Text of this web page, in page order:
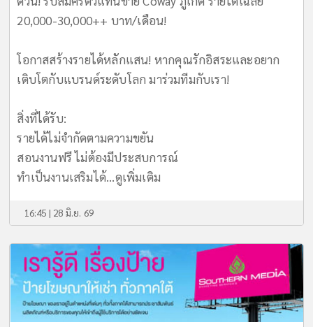
20,000-30,000++ บาท/เดือน!
​โอกาสสร้างรายได้หลักแสน! หากคุณรักอิสระและอยาก
เติบโตกับแบรนด์ระดับโลก มาร่วมทีมกับเรา!
​สิ่งที่ได้รับ:
รายได้ไม่จำกัดตามความขยัน
สอนงานฟรี ไม่ต้องมีประสบการณ์
ทำเป็นงานเสริมได้...ดูเพิ่มเติม
16:45 | 28 มิ.ย. 69